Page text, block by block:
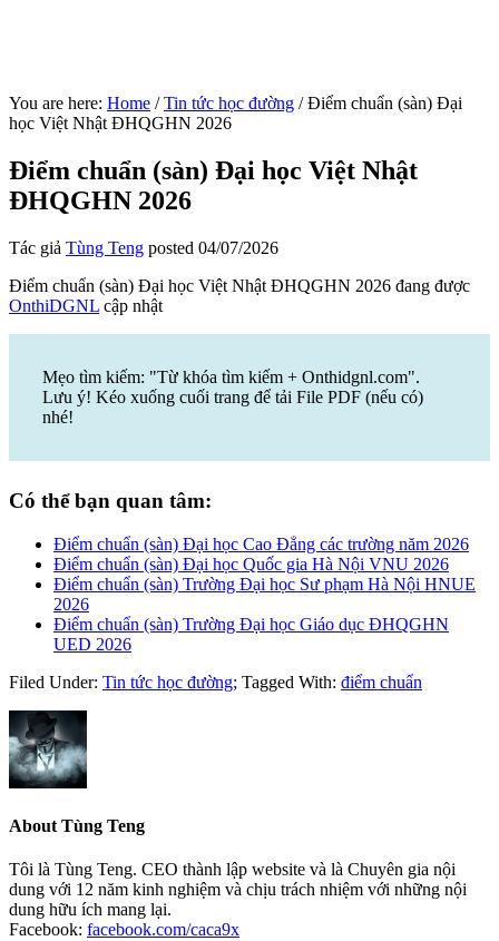
You are here: Home / Tin tức học đường /Điểm chuẩn (sàn) Đại
học Việt Nhật ĐHQGHN 2026
Điểm chuẩn (sàn) Đại học Việt Nhật
ĐHQGHN 2026
Tác giả Tùng Teng posted 04/07/2026
Điểm chuẩn (sàn) Đại học Việt Nhật ĐHQGHN 2026 đang được
OnthiDGNL cập nhật
Mẹo tìm kiếm: "Từ khóa tìm kiếm + Onthidgnl.com".
Lưu ý! Kéo xuống cuối trang để tải File PDF (nếu có)
nhé!
Có thể bạn quan tâm:
Điểm chuẩn (sàn) Đại học Cao Đẳng các trường năm 2026
Điểm chuẩn (sàn) Đại học Quốc gia Hà Nội VNU 2026
Điểm chuẩn (sàn) Trường Đại học Sư phạm Hà Nội HNUE
2026
Điểm chuẩn (sàn) Trường Đại học Giáo dục ĐHQGHN
UED 2026
Filed Under: Tin tức học đường; Tagged With: điểm chuẩn
About Tùng Teng
Tôi là Tùng Teng. CEO thành lập website và là Chuyên gia nội
dung với 12 năm kinh nghiệm và chịu trách nhiệm với những nội
dung hữu ích mang lại.
Facebook: facebook.com/caca9x